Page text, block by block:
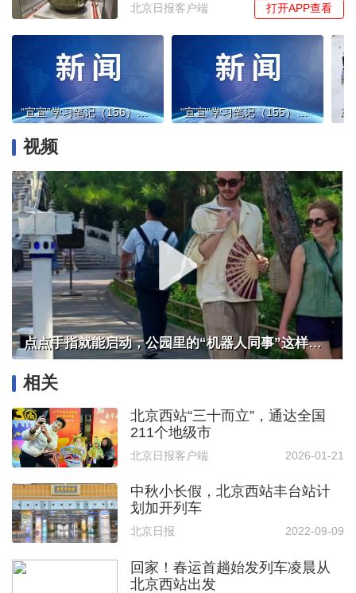
北京日报客户端 打开APP查看
“宣宣”学习笔记（156）丨锚定新目标 奋力开新局——学习领会中央经济工作会议精神 “宣宣”学习笔记（155）丨坚持全国一盘棋思想 系统性增强我国经济发展韧性
视频
点点手指就能启动，公园里的“机器人同事”这样干活
相关
北京西站“三十而立”，通达全国
211个地级市
北京日报客户端 2026-01-21
中秋小长假，北京西站丰台站计
划加开列车
北京日报 2022-09-09
回家！春运首趟始发列车凌晨从
北京西站出发